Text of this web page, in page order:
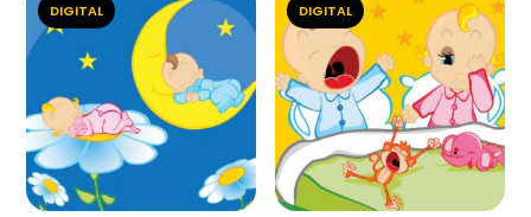
DIGITAL DIGITAL